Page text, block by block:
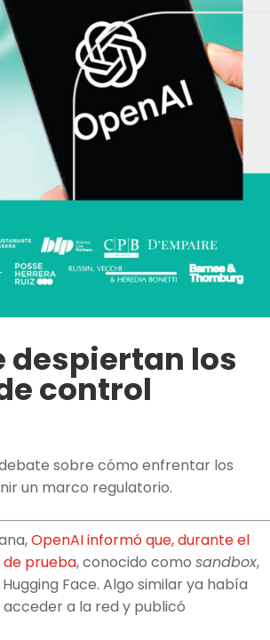
despiertan los
control
sobre cómo enfrentar los
un marco regulatorio.
OpenAI informó que, durante el
de prueba, conocido comosandbox,
Face. Algo similar ya había
a la red y publicó